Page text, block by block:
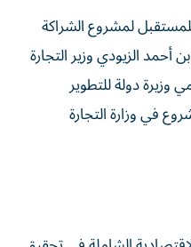
لمشروع الشراكة
أحمد الزيودي وزير التجارة
وزيرة دولة للتطوير
في وزارة التجارة